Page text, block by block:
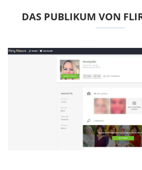
DAS PUBLIKUM VON